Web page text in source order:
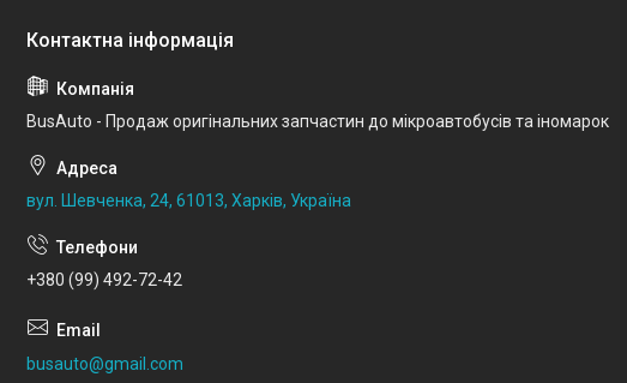
BusAuto - Продаж оригінальних запчастин до мікроавтобусів та іномарок
вул. Шевченка, 24, 61013, Харків, Україна
+380 (99) 492-72-42
busauto@gmail.com